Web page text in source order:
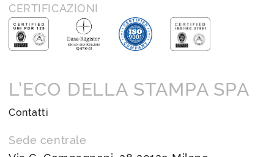
CERTIFICAZIONI
L’ECO DELLA STAMPA SPA
Contatti
Sede centrale